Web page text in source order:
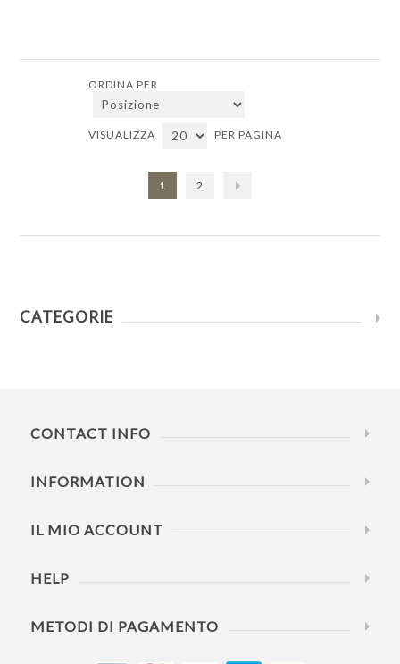
ORDINA PER
VISUALIZZA PER PAGINA
1 2
CATEGORIE
CONTACT INFO
INFORMATION
IL MIO ACCOUNT
HELP
METODI DI PAGAMENTO